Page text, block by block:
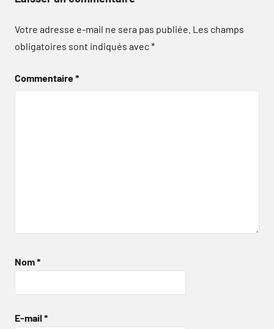
Votre adresse e-mail ne sera pas publiée. Les champs
obligatoires sont indiqués avec*
Commentaire*
Nom*
E-mail *